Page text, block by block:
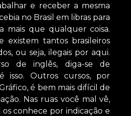
e receber a mesma
no Brasil em libras para
mais que qualquer coisa.
existem tantos brasileiros
ou seja, ilegais por aqui.
de inglês, diga-se de
isso. Outros cursos, por
é bem mais difícil de
Nas ruas você mal vê,
conhece por indicação e